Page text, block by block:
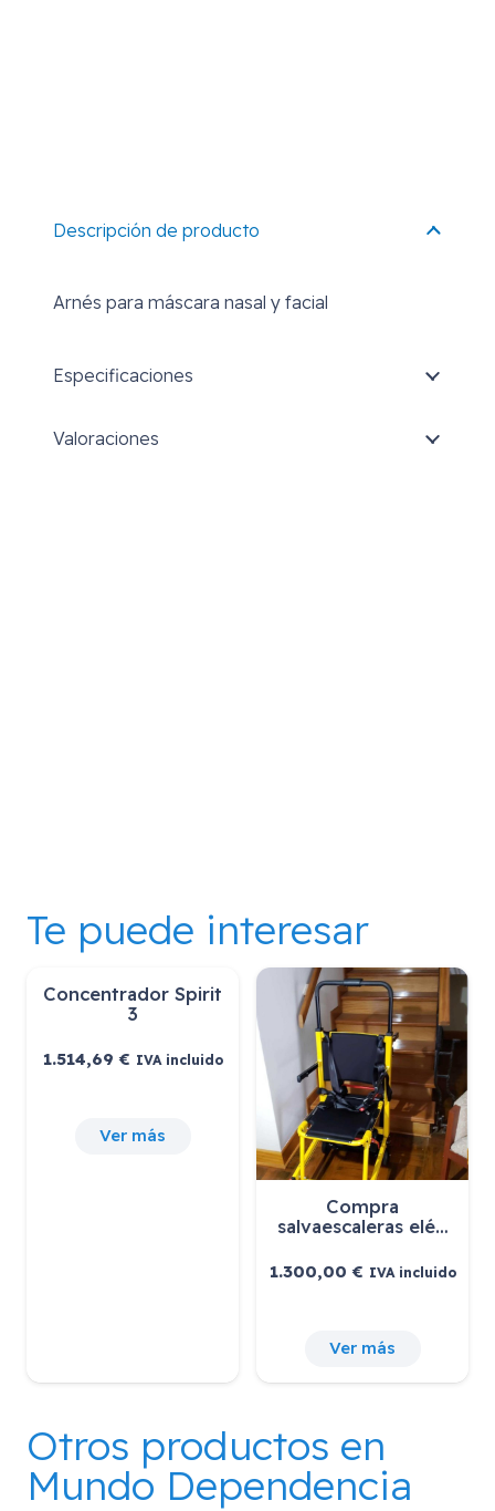
Descripción de producto
Arnés para máscara nasal y facial
Especificaciones
Valoraciones
Te puede interesar
Concentrador Spirit
3
1.514,69€ IVA incluido
Ver más
Compra
salvaescaleras elé…
1.300,00€ IVA incluido
Ver más
Otros productos en
Mundo Dependencia